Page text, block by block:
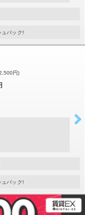
ュバック!
円)
ュバック!